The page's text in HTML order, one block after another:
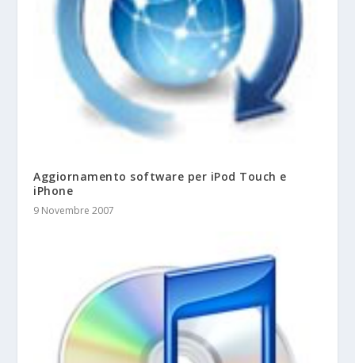
Aggiornamento software per iPod Touch e
iPhone
9 Novembre 2007